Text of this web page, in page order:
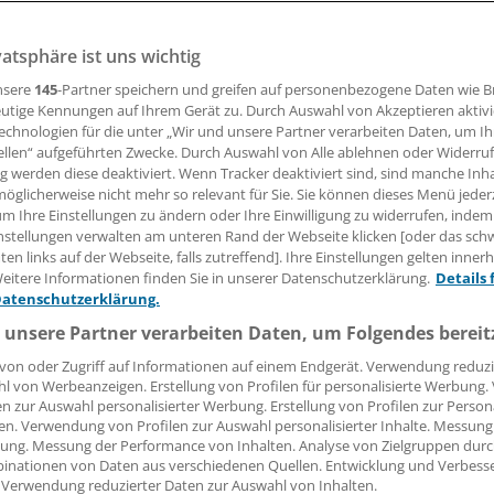
12:03 Uhr
bis 2014 hat das Bundeskartellamt insgesamt mehr als
von Krankenhäusern geprüft. Das geht aus dem
hervor.
freigegeben und sieben untersagt worden, heißt es
entweder keine Fusionskontrollpflicht vorgelegen
noch anhängig.
ist uns wichtig
145-Partner speichern und greifen auf personenbezogene Daten wie
Kennungen auf Ihrem Gerät zu. Durch Auswahl von Akzeptieren
für die unter „Wir und unsere Partner verarbeiten Daten, um
aufgeführten Zwecke. Durch Auswahl von Alle ablehnen oder
werden diese deaktiviert. Wenn Tracker deaktiviert sind, sind manche
nicht mehr so relevant für Sie. Sie können dieses Menü
Ihre Einstellungen zu ändern oder Ihre Einwilligung zu widerrufen, indem
verwalten am unteren Rand der Webseite klicken [oder das
links auf der Webseite, falls zutreffend]. Ihre Einstellungen gelten
Informationen finden Sie in unserer Datenschutzerklärung. Details
Partner verarbeiten Daten, um Folgendes
oder Zugriff auf Informationen auf einem Endgerät. Verwendung
von Werbeanzeigen. Erstellung von Profilen für personalisierte
zur Auswahl personalisierter Werbung. Erstellung von Profilen zur
Verwendung von Profilen zur Auswahl personalisierter Inhalte.
Messung der Performance von Inhalten. Analyse von Zielgruppen
von Daten aus verschiedenen Quellen. Entwicklung und
reduzierter Daten zur Auswahl von Inhalten.